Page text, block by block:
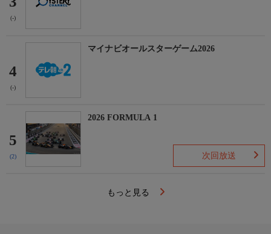
(-)
4
(-)
マイナビオールスターゲーム2026
5
(2)
2026 FORMULA 1
次回放送
もっと見る